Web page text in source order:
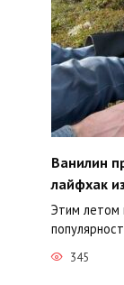
Ванилин
лайфхак
Этим летом
345